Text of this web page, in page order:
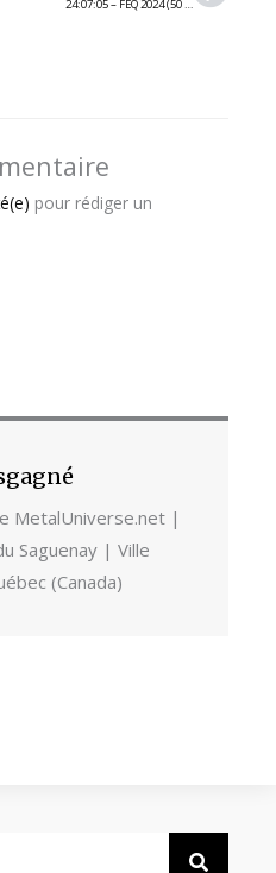
24:07:05 – FEQ 2024 (50 Cent / Killer Mike / Amigo The Devil / Bohemian Betyars) (Québec)
pour rédiger un
MetalUniverse.net |
Saguenay | Ville
(Canada)